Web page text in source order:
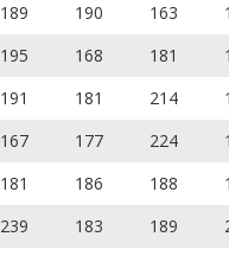
189 190 163
195 168 181
191 181 214
167 177 224
181 186 188
239 183 189